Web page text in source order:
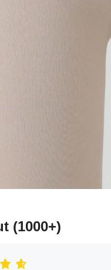
(1000+)